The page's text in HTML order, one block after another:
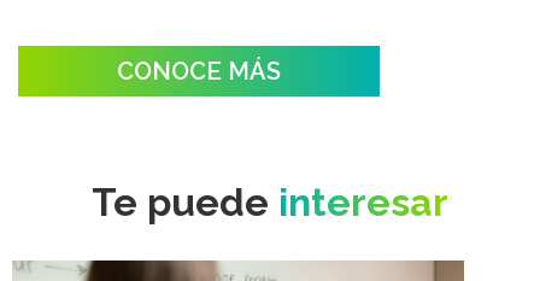
CONOCE MÁS
Te puede interesar